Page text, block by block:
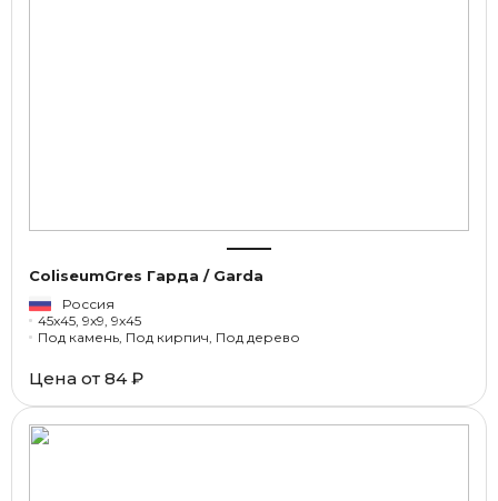
ColiseumGres Гарда / Garda
Россия
45x45, 9x9, 9x45
Под камень, Под кирпич, Под дерево
Цена от 84 ₽